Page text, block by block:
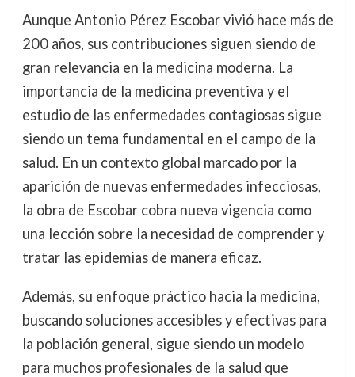
Aunque Antonio Pérez Escobar vivió hace más de
200 años, sus contribuciones siguen siendo de
gran relevancia en la medicina moderna. La
importancia de la medicina preventiva y el
estudio de las enfermedades contagiosas sigue
siendo un tema fundamental en el campo de la
salud. En un contexto global marcado por la
aparición de nuevas enfermedades infecciosas,
la obra de Escobar cobra nueva vigencia como
una lección sobre la necesidad de comprender y
tratar las epidemias de manera eficaz.
Además, su enfoque práctico hacia la medicina,
buscando soluciones accesibles y efectivas para
la población general, sigue siendo un modelo
para muchos profesionales de la salud que